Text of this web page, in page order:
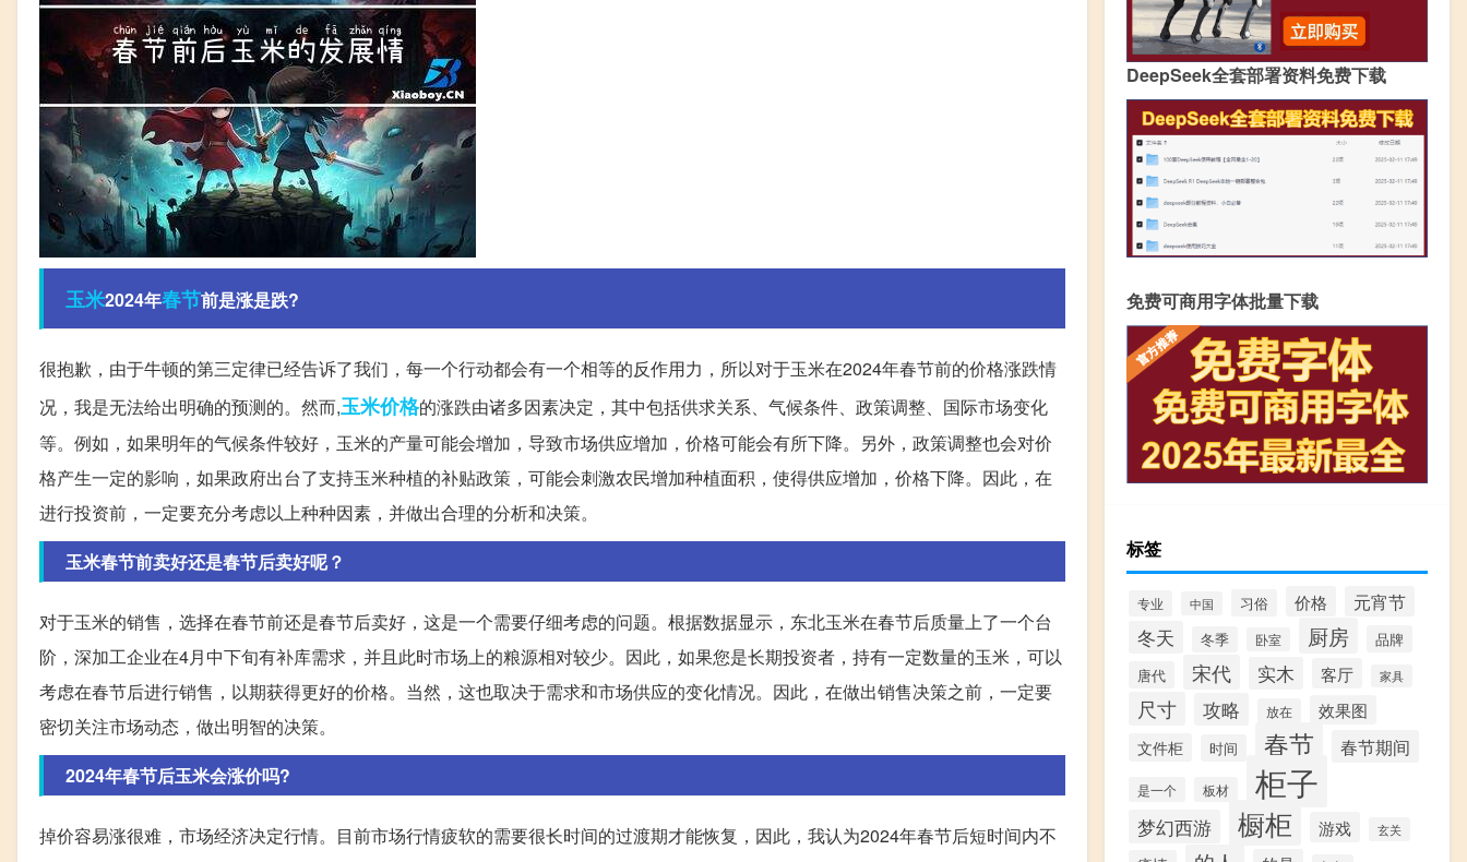
玉米2024年春节前是涨是跌?
很抱歉，由于牛顿的第三定律已经告诉了我们，每一个行动都会有一个相等的反作用力，所以对于玉米在2024年春节前的价格涨跌情
况，我是无法给出明确的预测的。然而,玉米价格的涨跌由诸多因素决定，其中包括供求关系、气候条件、政策调整、国际市场变化
等。例如，如果明年的气候条件较好，玉米的产量可能会增加，导致市场供应增加，价格可能会有所下降。另外，政策调整也会对价
格产生一定的影响，如果政府出台了支持玉米种植的补贴政策，可能会刺激农民增加种植面积，使得供应增加，价格下降。因此，在
进行投资前，一定要充分考虑以上种种因素，并做出合理的分析和决策。
玉米春节前卖好还是春节后卖好呢？
对于玉米的销售，选择在春节前还是春节后卖好，这是一个需要仔细考虑的问题。根据数据显示，东北玉米在春节后质量上了一个台
阶，深加工企业在4月中下旬有补库需求，并且此时市场上的粮源相对较少。因此，如果您是长期投资者，持有一定数量的玉米，可以
考虑在春节后进行销售，以期获得更好的价格。当然，这也取决于需求和市场供应的变化情况。因此，在做出销售决策之前，一定要
密切关注市场动态，做出明智的决策。
2024年春节后玉米会涨价吗?
掉价容易涨很难，市场经济决定行情。目前市场行情疲软的需要很长时间的过渡期才能恢复，因此，我认为2024年春节后短时间内不
DeepSeek全套部署资料免费下载
免费可商用字体批量下载
标签
专业 中国 习俗 价格 元宵节
冬天 冬季 卧室 厨房
品牌
唐代
宋代 实木 客厅 家具
尺寸 攻略 放在 效果图
文件柜 时间 春节 春节期间
是一个 板材 柜子
梦幻西游 橱柜 游戏 玄关